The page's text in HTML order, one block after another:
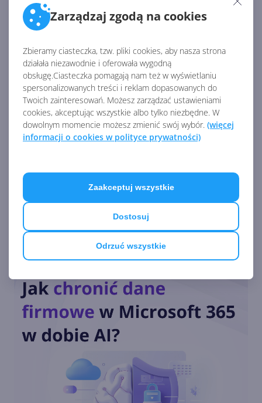
Zarządzaj zgodą na cookies
Zbieramy ciasteczka, tzw. pliki cookies, aby nasza strona
działała niezawodnie i oferowała wygodną
obsługę.Ciasteczka pomagają nam też w wyświetlaniu
spersonalizowanych treści i reklam dopasowanych do
Twoich zainteresowań. Możesz zarządzać ustawieniami
cookies, akceptując wszystkie albo tylko niezbędne. W
dowolnym momencie możesz zmienić swój wybór. (więcej
informacji o cookies w polityce prywatności)
Odrzuć wszystkie
Dostosuj
Zaakceptuj wszystkie
Brzydki Sweter Windows
powraca z motywem
Windows XP
Windows Update Restored,
czyli zaktualizuj swojego
złoma!
Windows XP uruchomiony na
procesorze Pentium 1MHz. Jak
to możliwe?
lat! Ale ten czas zleciał
W kodzie źródłowym Windows
wcześniej motyw
Zobacz